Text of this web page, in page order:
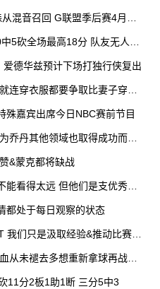
混音召回 G联盟季后赛4月开
5砍全场最高18分 队友无人上
德华兹预计下场打独行侠复出
连穿衣服都要争取比妻子穿得
殊嘉宾出席今日NBC赛前节目
乔丹其他领域也取得成功而自
&蒙克都将缺战
看得太远 但他们是支优秀球
都处于每日观察的状态
们只是汲取经验&推动比赛发
从未褪去多想重新拿球再战一
11分2板1助1断 三分5中3